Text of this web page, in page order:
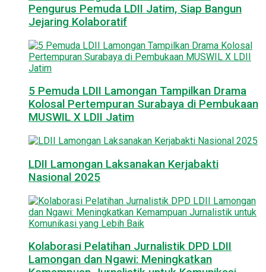
Pengurus Pemuda LDII Jatim, Siap Bangun
Jejaring Kolaboratif
5 Pemuda LDII Lamongan Tampilkan Drama
Kolosal Pertempuran Surabaya di Pembukaan
MUSWIL X LDII Jatim
LDII Lamongan Laksanakan Kerjabakti
Nasional 2025
Kolaborasi Pelatihan Jurnalistik DPD LDII
Lamongan dan Ngawi: Meningkatkan